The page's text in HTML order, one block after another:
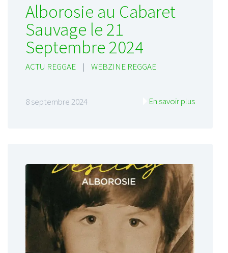
Alborosie au Cabaret
Sauvage le 21
Septembre 2024
ACTU REGGAE | WEBZINE REGGAE
8 septembre 2024 En savoir plus